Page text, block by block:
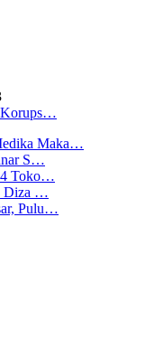
Korups…
Maka…
S…
4 Toko…
Diza …
Pulu…